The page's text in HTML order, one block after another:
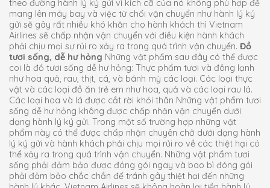
theo đường hành lý ký gửi vì kích cỡ của nó không phù hợp để
mang lên máy bay và việc từ chối vận chuyển như hành lý ký
gửi sẽ gây rất nhiều khó khăn cho hành khách thì Vietnam
Airlines sẽ chấp nhận vận chuyển với điều kiện hành khách
phải chịu mọi sự rủi ro xảy ra trong quá trình vận chuyển. Đồ
tươi sống, dễ hư hỏng Những vật phẩm sau đây có thể được
coi là đồ tươi sống dễ hư hỏng: Thực phẩm tươi và đông lạnh
như hoa quả, rau, thịt, cá, và bánh mỳ các loại. Các loại thực
vật và các loại đồ ăn trẻ em như hoa, quả và các loại rau lá.
Các loại hoa và lá được cắt rời khỏi thân Những vật phẩm tươi
sống dễ hư hỏng không được chấp nhận vận chuyển dưới
dạng hành lý ký gửi. Trong một số trường hợp những vật
phẩm này có thể được chấp nhận chuyên chở dưới dạng hành
lý ký gửi và hành khách phải chịu mọi rủi ro về các thiệt hại có
thể xảy ra trong quá trình vận chuyển. Những vật phẩm tươi
sống phải đảm bảo được đóng gói ngay và bao bì đóng gói
phải đảm bảo chắc chắn để tránh gây thiệt hại đến những